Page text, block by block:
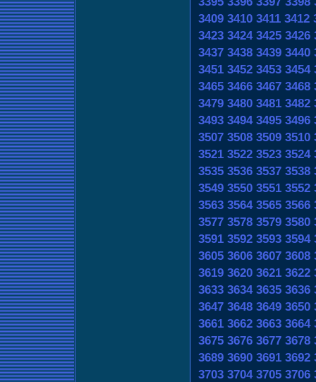
3409 3410 3411 3412
3423 3424 3425 3426
3437 3438 3439 3440
3451 3452 3453 3454
3465 3466 3467 3468
3479 3480 3481 3482
3493 3494 3495 3496
3507 3508 3509 3510
3521 3522 3523 3524
3535 3536 3537 3538
3549 3550 3551 3552
3563 3564 3565 3566
3577 3578 3579 3580
3591 3592 3593 3594
3605 3606 3607 3608
3619 3620 3621 3622
3633 3634 3635 3636
3647 3648 3649 3650
3661 3662 3663 3664
3675 3676 3677 3678
3689 3690 3691 3692
3703 3704 3705 3706